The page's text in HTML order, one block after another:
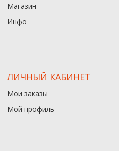
Магазин
Инфо
ЛИЧНЫЙ КАБИНЕТ
Мои заказы
Мой профиль